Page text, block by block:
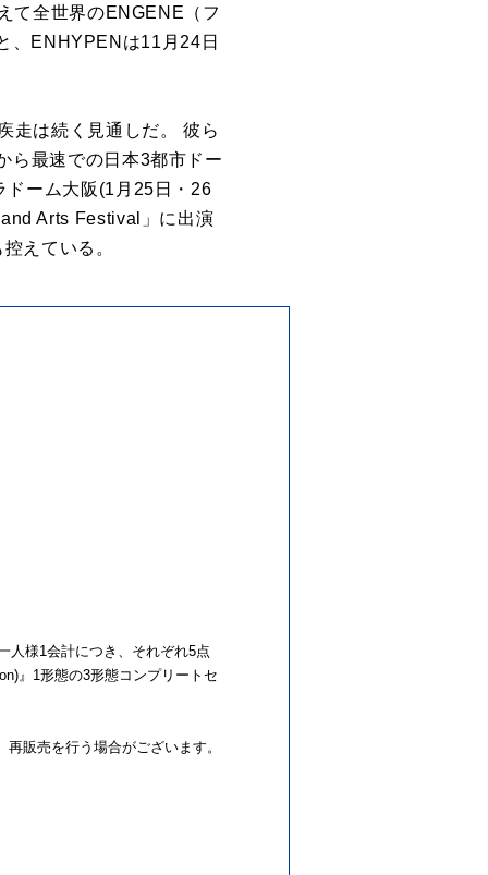
て全世界のENGENE（フ
、ENHYPENは11月24日
走は続く見通しだ。 彼ら
ら最速での日本3都市ドー
ドーム大阪(1月25日・26
Arts Festival」に出演
えている。
人様1会計につき、それぞれ5点
』1形態の3形態コンプリートセ
販売を行う場合がございます。